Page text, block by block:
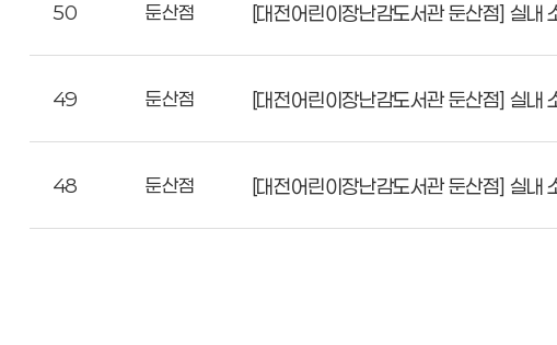
50 둔산점 [대전어린이장난감도서관 둔산점] 실내
49 둔산점 [대전어린이장난감도서관 둔산점] 실내
48 둔산점 [대전어린이장난감도서관 둔산점] 실내